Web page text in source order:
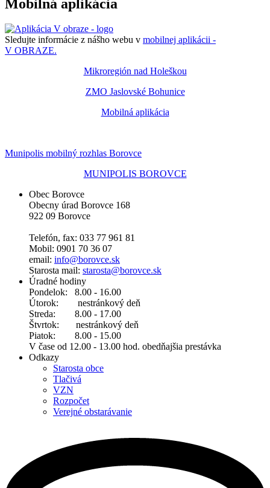
Mobilná aplikácia
Sledujte informácie z nášho webu v mobilnej aplikácii -
V OBRAZE.
Mikroregión nad Holeškou
ZMO Jaslovské Bohunice
Mobilná aplikácia
Munipolis mobilný rozhlas Borovce
MUNIPOLIS BOROVCE
Obec Borovce
Obecny úrad Borovce 168
922 09 Borovce
Telefón, fax: 033 77 961 81
Mobil: 0901 70 36 07
email: info@borovce.sk
Starosta mail: starosta@borovce.sk
Úradné hodiny
Pondelok: 8.00 - 16.00
Útorok: nestránkový deň
Streda: 8.00 - 17.00
Štvrtok: nestránkový deň
Piatok: 8.00 - 15.00
V čase od 12.00 - 13.00 hod. obedňajšia prestávka
Odkazy
Starosta obce
Tlačivá
VZN
Rozpočet
Verejné obstarávanie